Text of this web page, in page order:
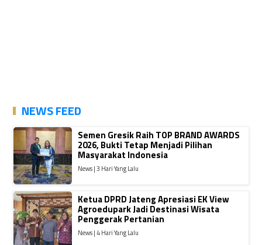
NEWS FEED
Semen Gresik Raih TOP BRAND AWARDS
2026, Bukti Tetap Menjadi Pilihan
Masyarakat Indonesia
News | 3 Hari Yang Lalu
Ketua DPRD Jateng Apresiasi EK View
Agroedupark Jadi Destinasi Wisata
Penggerak Pertanian
News | 4 Hari Yang Lalu